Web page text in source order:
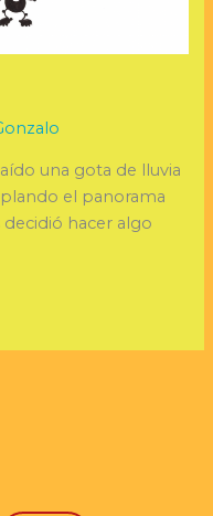
una gota de lluvia
el panorama
hacer algo